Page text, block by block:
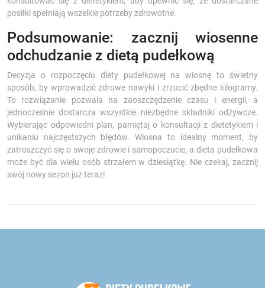
posiłki spełniają wszelkie potrzeby zdrowotne.
Podsumowanie: zacznij wiosenne
odchudzanie z dietą pudełkową
Decyzja o rozpoczęciu diety pudełkowej na wiosnę to świetny
sposób, by wprowadzić zdrowe nawyki i zrzucić zbędne kilogramy.
To rozwiązanie pozwala na zaoszczędzenie czasu i energii, a
jednocześnie dostarcza wszystkie niezbędne składniki odżywcze.
Wybierając odpowiedni plan, pamiętaj o konsultacji z dietetykiem i
unikaniu najczęstszych błędów. Wiosna to idealny moment, by
zatroszczyć się o swoje zdrowie i samopoczucie, a dieta pudełkowa
może być dla wielu osób strzałem w dziesiątkę. Nie czekaj, zacznij
swój nowy sezon już teraz!